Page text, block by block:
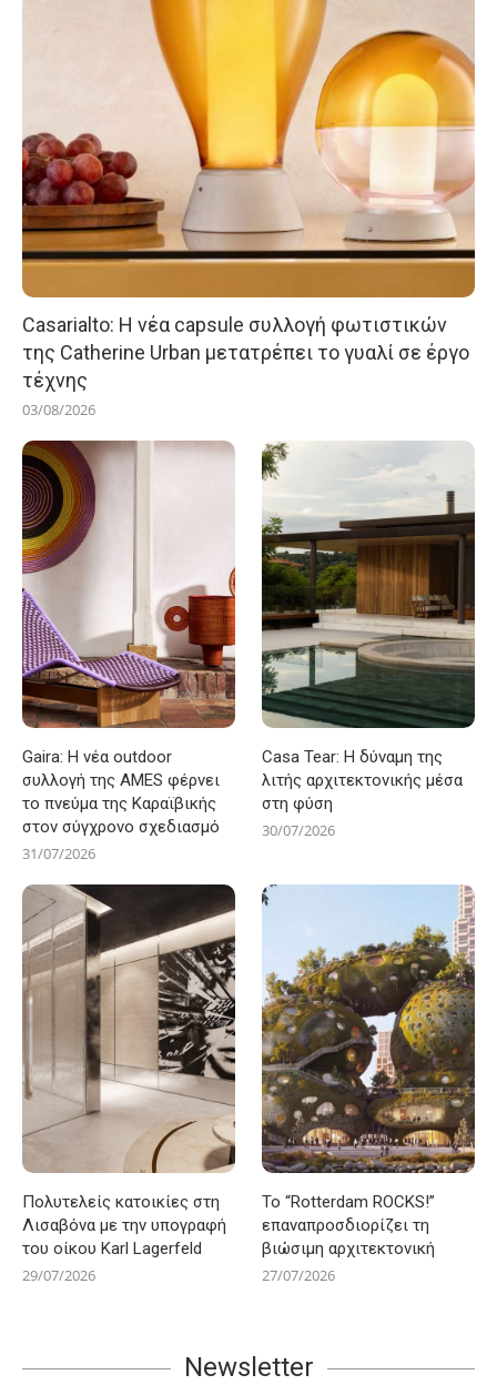
Casarialto: Η νέα capsule συλλογή φωτιστικών
της Catherine Urban μετατρέπει το γυαλί σε έργο
τέχνης
03/08/2026
Gaira: Η νέα outdoor
συλλογή της AMES φέρνει
το πνεύμα της Καραϊβικής
στον σύγχρονο σχεδιασμό
31/07/2026
Casa Tear: Η δύναμη της
λιτής αρχιτεκτονικής μέσα
στη φύση
30/07/2026
Πολυτελείς κατοικίες στη
Λισαβόνα με την υπογραφή
του οίκου Karl Lagerfeld
29/07/2026
Το “Rotterdam ROCKS!”
επαναπροσδιορίζει τη
βιώσιμη αρχιτεκτονική
27/07/2026
Newsletter